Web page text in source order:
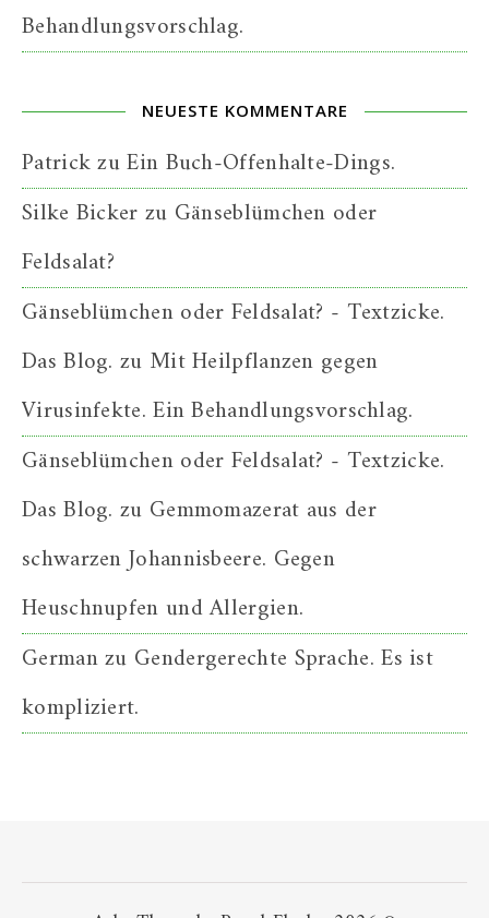
Behandlungsvorschlag.
NEUESTE KOMMENTARE
PatrickzuEin Buch-Offenhalte-Dings.
Silke Bickerzu Gänseblümchen oder
Feldsalat?
Gänseblümchen oder Feldsalat? - Textzicke.
Das Blog. zu Mit Heilpflanzen gegen
Virusinfekte. Ein Behandlungsvorschlag.
Gänseblümchen oder Feldsalat? - Textzicke.
Das Blog. zu Gemmomazerat aus der
schwarzen Johannisbeere. Gegen
Heuschnupfen und Allergien.
Germanzu Gendergerechte Sprache. Es ist
kompliziert.